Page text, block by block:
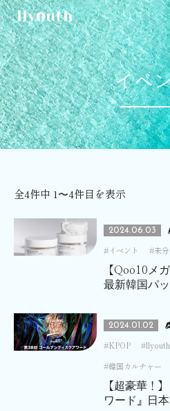
イベ
全4件中 1〜4件目を表示
2024.06.03
イベント
未
【Qoo10メ
最新韓国パ
2024.01.02
KPOP
韓国カルチャー
【超豪華！
ワード』日